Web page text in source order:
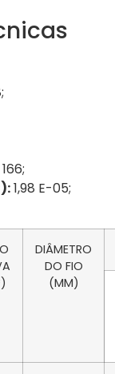
166;
1,98 E-05;
DIÂMETRO
DO FIO
(MM)